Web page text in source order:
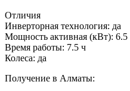
Отличия
Инверторная технология: да
Мощность активная (кВт): 6.5
Время работы: 7.5 ч
Колеса: да
Получение в Алматы: